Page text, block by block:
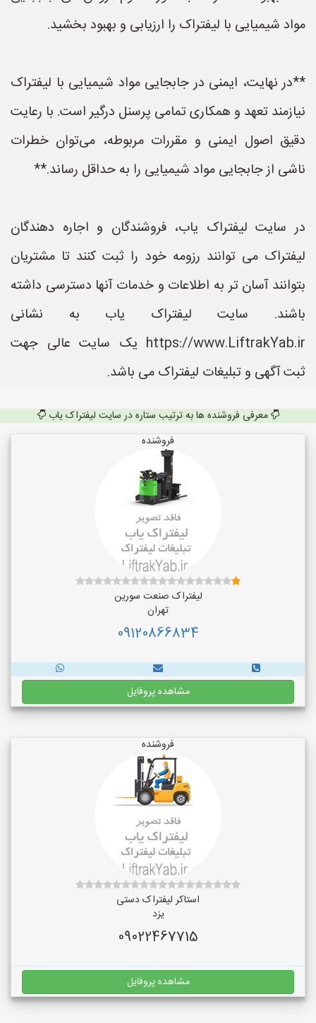
مواد شیمیایی با لیفتراک را ارزیابی و بهبود بخشید.
**در نهایت، ایمنی در جابجایی مواد شیمیایی با لیفتراک
نیازمند تعهد و همکاری تمامی پرسنل درگیر است. با رعایت
دقیق اصول ایمنی و مقررات مربوطه، می‌توان خطرات
ناشی از جابجایی مواد شیمیایی را به حداقل رساند.**
در سایت لیفتراک یاب، فروشندگان و اجاره دهندگان
لیفتراک می توانند رزومه خود را ثبت کنند تا مشتریان
بتوانند آسان تر به اطلاعات و خدمات آنها دسترسی داشته
باشند. سایت لیفتراک یاب به نشانی
https://www.LiftrakYab.ir یک سایت عالی جهت
ثبت آگهی و تبلیغات لیفتراک می باشد.
معرفی فروشنده ها به ترتیب ستاره در سایت لیفتراک یاب
فروشنده
لیفتراک صنعت سورین
تهران
09120866834
مشاهده پروفایل
فروشنده
استاکر لیفتراک دستی
یزد
09022467715
مشاهده پروفایل